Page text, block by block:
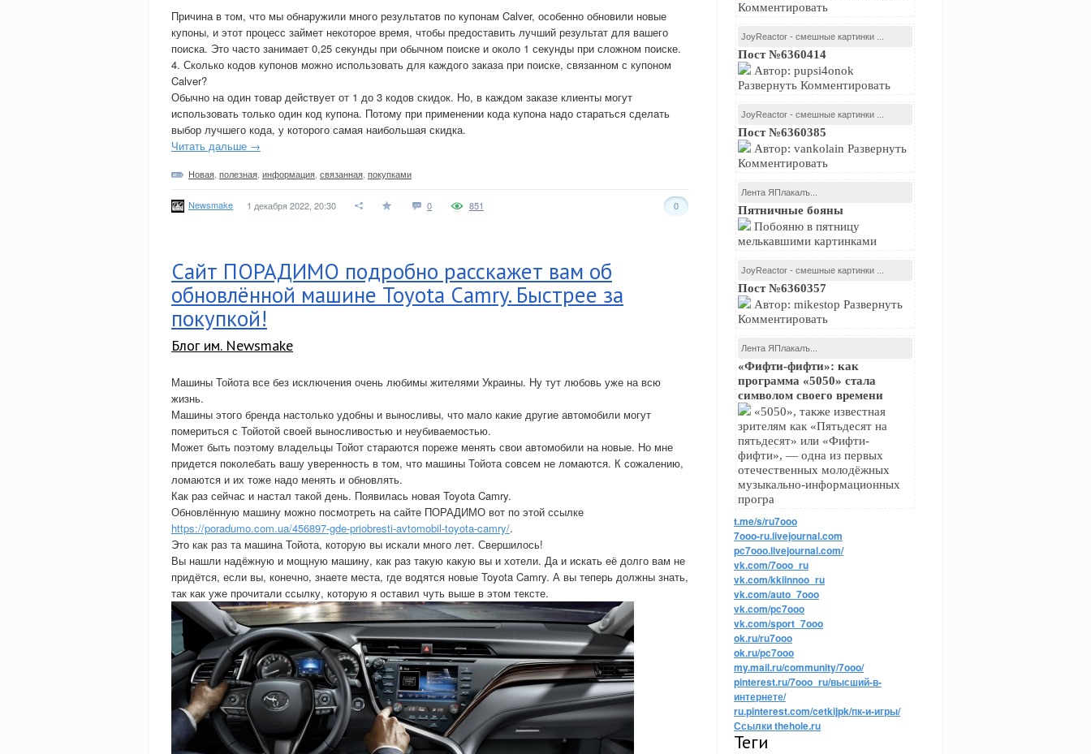
Комментировать
JoyReactor - смешные картинки ...
Пост №6360414
Автор: pupsi4onok
Развернуть Комментировать
JoyReactor - смешные картинки ...
Пост №6360385
Автор: vankolain Развернуть
Комментировать
Лента ЯПлакалъ...
Пятничные бояны
Побояню в пятницу
мелькавшими картинками
JoyReactor - смешные картинки ...
Пост №6360357
Автор: mikestop Развернуть
Комментировать
Лента ЯПлакалъ...
«Фифти-фифти»: как
программа «5050» стала
символом своего времени
«5050», также известная
зрителям как «Пятьдесят на
пятьдесят» или «Фифти-
фифти», — одна из первых
отечественных молодёжных
музыкально-информационных
програ
t.me/s/ru7ooo
7ooo-ru.livejournal.com
pc7ooo.livejournal.com/
vk.com/7ooo_ru
vk.com/kkiinnoo_ru
vk.com/auto_7ooo
vk.com/pc7ooo
vk.com/sport_7ooo
ok.ru/ru7ooo
ok.ru/pc7ooo
my.mail.ru/community/7ooo/
pinterest.ru/7ooo_ru/высший-в-
интернете/
ru.pinterest.com/cetkijpk/пк-и-игры/
Ссылки thehole.ru
Теги
Причина в том, что мы обнаружили много результатов по купонам Calver, особенно обновили новые
купоны, и этот процесс займет некоторое время, чтобы предоставить лучший результат для вашего
поиска. Это часто занимает 0,25 секунды при обычном поиске и около 1 секунды при сложном поиске.
4. Сколько кодов купонов можно использовать для каждого заказа при поиске, связанном с купоном
Calver?
Обычно на один товар действует от 1 до 3 кодов скидок. Но, в каждом заказе клиенты могут
использовать только один код купона. Потому при применении кода купона надо стараться сделать
выбор лучшего кода, у которого самая наибольшая скидка.
Читать дальше →
Новая полезная информация связанная покупками
Newsmake 1 декабря 2022, 20:30 0 0
851
Сайт ПОРАДИМО подробно расскажет вам об
обновлённой машине Toyota Camry. Быстрее за
покупкой!
Блог им. Newsmake
Машины Тойота все без исключения очень любимы жителями Украины. Ну тут любовь уже на всю
жизнь.
Машины этого бренда настолько удобны и выносливы, что мало какие другие автомобили могут
помериться с Тойотой своей выносливостью и неубиваемостью.
Может быть поэтому владельцы Тойот стараются пореже менять свои автомобили на новые. Но мне
придется поколебать вашу уверенность в том, что машины Тойота совсем не ломаются. К сожалению,
ломаются и их тоже надо менять и обновлять.
Как раз сейчас и настал такой день. Появилась новая Toyota Camry.
Обновлённую машину можно посмотреть на сайте ПОРАДИМО вот по этой ссылке
https://poradumo.com.ua/456897-gde-priobresti-avtomobil-toyota-camry/.
Это как раз та машина Тойота, которую вы искали много лет. Свершилось!
Вы нашли надёжную и мощную машину, как раз такую какую вы и хотели. Да и искать её долго вам не
придётся, если вы, конечно, знаете места, где водятся новые Toyota Camry. А вы теперь должны знать,
так как уже прочитали ссылку, которую я оставил чуть выше в этом тексте.